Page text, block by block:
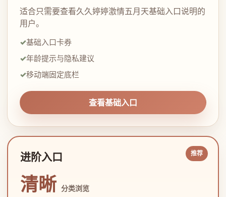
适合只需要查看久久婷婷激情五月天基础入口说明的
用户。
基础入口卡券
年龄提示与隐私建议
移动端固定底栏
查看基础入口
进阶入口
清晰 分类浏览